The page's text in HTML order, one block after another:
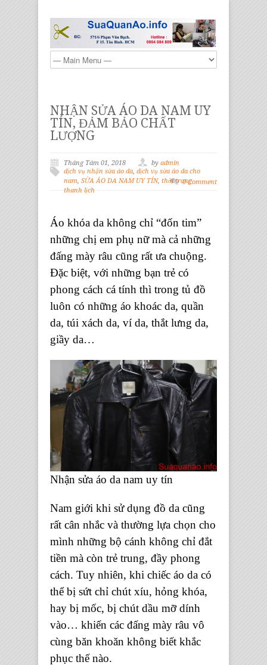
NHẬN SỬA ÁO DA NAM UY
TÍN, ĐẢM BẢO CHẤT
LƯỢNG
Tháng Tám 01, 2018 by admin
dịch vụ nhận sửa áo da, dịch vụ sửa áo da cho
nam, SỬA ÁO DA NAM UY TÍN, thời trang
thanh lịch
0 Comment
Áo khóa da không chỉ “đốn tim”
những chị em phụ nữ mà cả những
đấng mày râu cũng rất ưa chuộng.
Đặc biệt, với những bạn trẻ có
phong cách cá tính thì trong tủ đồ
luôn có những áo khoác da, quần
da, túi xách da, ví da, thắt lưng da,
giầy da…
Nhận sửa áo da nam uy tín
Nam giới khi sử dụng đồ da cũng
rất cân nhắc và thường lựa chọn cho
mình những bộ cánh không chỉ đắt
tiền mà còn trẻ trung, đầy phong
cách. Tuy nhiên, khi chiếc áo da có
thể bị sứt chỉ chút xíu, hỏng khóa,
hay bị mốc, bị chút dầu mỡ dính
vào… khiến các đấng mày râu vô
cùng băn khoăn không biết khắc
phục thế nào.